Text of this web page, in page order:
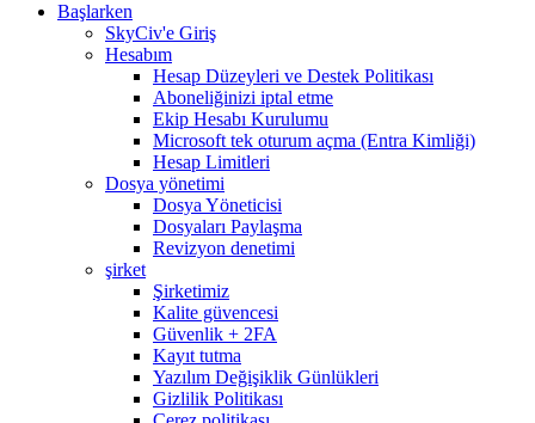
Başlarken
SkyCiv'e Giriş
Hesabım
Hesap Düzeyleri ve Destek Politikası
Aboneliğinizi iptal etme
Ekip Hesabı Kurulumu
Microsoft tek oturum açma (Entra Kimliği)
Hesap Limitleri
Dosya yönetimi
Dosya Yöneticisi
Dosyaları Paylaşma
Revizyon denetimi
şirket
Şirketimiz
Kalite güvencesi
Güvenlik + 2FA
Kayıt tutma
Yazılım Değişiklik Günlükleri
Gizlilik Politikası